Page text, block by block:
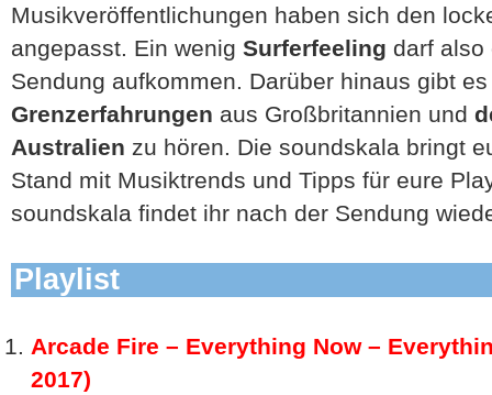
Musikveröffentlichungen haben sich den
angepasst. Ein wenig Surferfeeling darf also
Sendung aufkommen. Darüber hinaus gibt
Grenzerfahrungen aus Großbritannien und
Australien zu hören. Die soundskala bringt
Stand mit Musiktrends und Tipps für eure
soundskala findet ihr nach der Sendung
Playlist
Arcade Fire – Everything Now –
2017)